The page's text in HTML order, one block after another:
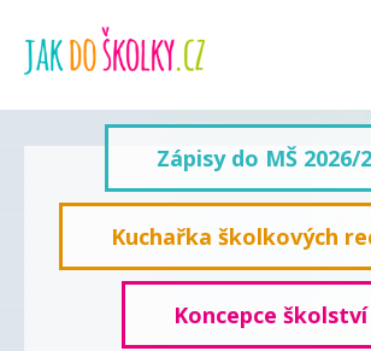
Zápisy do MŠ 2026/
Kuchařka školkových
Koncepce školství